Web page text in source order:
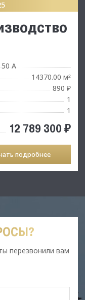
А
14370.00 м²
890 ₽
1
1
12 789 300 ₽
подробнее
перезвонили вам